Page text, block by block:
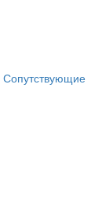
Сопутствующие